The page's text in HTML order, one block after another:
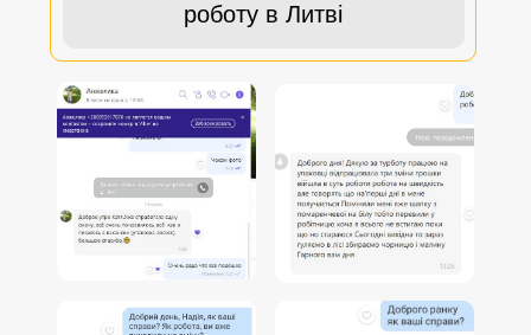
роботу в Литві